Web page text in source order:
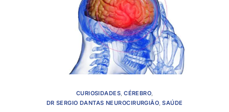
CURIOSIDADES,CÉREBRO,
DR SERGIO DANTAS NEUROCIRURGIÃO,SAÚDE